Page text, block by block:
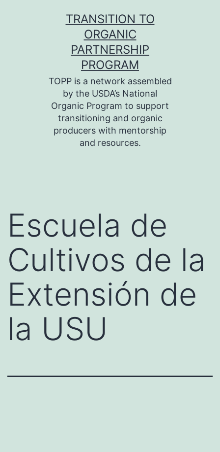
TRANSITION TO
ORGANIC
PARTNERSHIP
PROGRAM
TOPP is a network assembled
by the USDA’s National
Organic Program to support
transitioning and organic
producers with mentorship
and resources.
Escuela de
Cultivos de la
Extensión de
la USU